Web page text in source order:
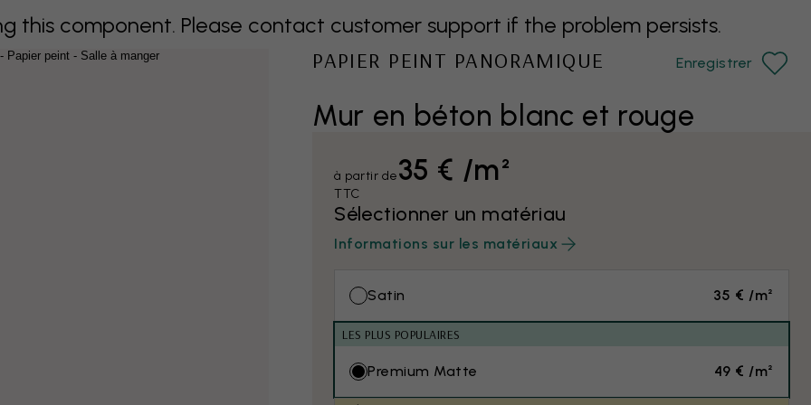
this component. Please contact customer support if the problem persists.
Mur en béton blanc et rouge
PAPIER PEINT PANORAMIQUE Enregistrer
à partir de35 € /m²
TTC
Sélectionner un matériau
Informations sur les matériaux
Satin 35 € /m²
LES PLUS POPULAIRES
Premium Matte 49 € /m²